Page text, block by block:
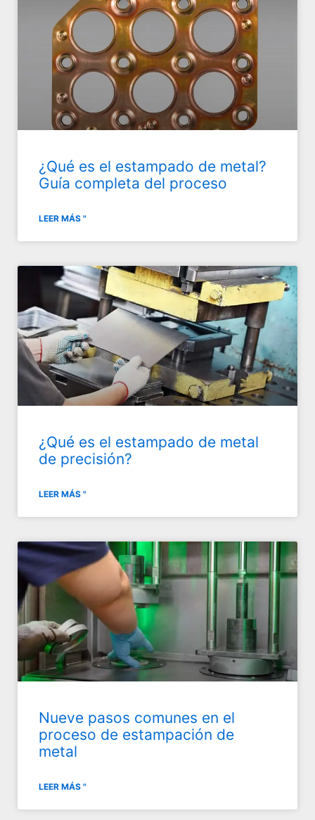
¿Qué es el estampado de metal?
Guía completa del proceso
LEER MÁS "
¿Qué es el estampado de metal
de precisión?
LEER MÁS "
Nueve pasos comunes en el
proceso de estampación de
metal
LEER MÁS "